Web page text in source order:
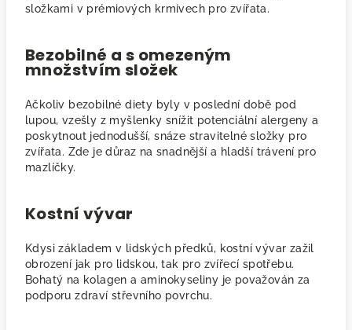
složkami v prémiových krmivech pro zvířata.
Bezobilné a s omezeným
množstvím složek
Ačkoliv bezobilné diety byly v poslední době pod
lupou, vzešly z myšlenky snížit potenciální alergeny a
poskytnout jednodušší, snáze stravitelné složky pro
zvířata. Zde je důraz na snadnější a hladší trávení pro
mazlíčky.
Kostní vývar
Kdysi základem v lidských předků, kostní vývar zažil
obrození jak pro lidskou, tak pro zvířecí spotřebu.
Bohatý na kolagen a aminokyseliny je považován za
podporu zdraví střevního povrchu.